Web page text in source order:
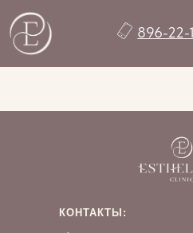
896-22-11-33-77
КОНТАКТЫ: